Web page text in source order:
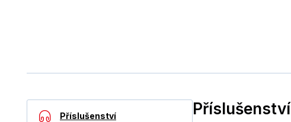
Příslušenství Příslušenství